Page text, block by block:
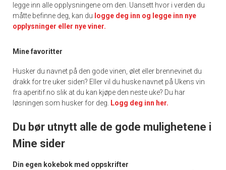
legge inn alle opplysningene om den. Uansett hvor i verden du
måtte befinne deg, kan du logge deg inn og legge inn nye
opplysninger eller nye viner.
Mine favoritter
Husker du navnet på den gode vinen, ølet eller brennevinet du
drakk for tre uker siden? Eller vil du huske navnet på Ukens vin
fra aperitif.no slik at du kan kjøpe den neste uke? Du har
løsningen som husker for deg.
Logg deg inn her.
Du bør utnytt alle de gode mulighetene i
Mine sider
Din egen kokebok med oppskrifter